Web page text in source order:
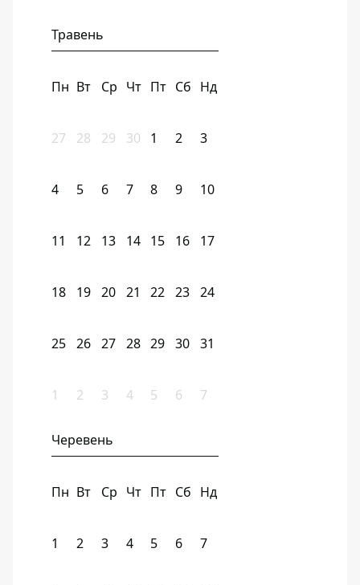
Травень
Пн Вт Ср Чт Пт Сб Нд
27 28 29 30 1 2 3
4 5 6 7 8 9 10
11 12 13 14 15 16 17
18 19 20 21 22 23 24
25 26 27 28 29 30 31
1 2 3 4 5 6 7
Черевень
Пн Вт Ср Чт Пт Сб Нд
1 2 3 4 5 6 7